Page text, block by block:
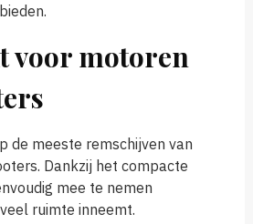
voor motoren
de meeste remschijven van
Dankzij het compacte
mee te nemen
ruimte inneemt.